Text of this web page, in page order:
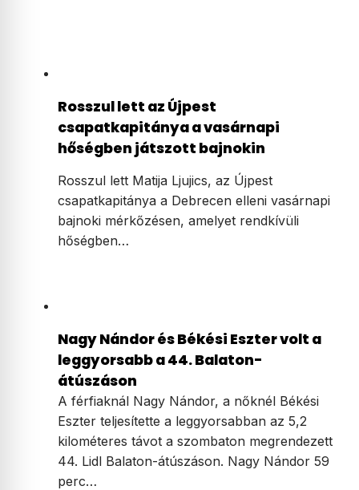
Rosszul lett az Újpest
csapatkapitánya a vasárnapi
hőségben játszott bajnokin
Rosszul lett Matija Ljujics, az Újpest
csapatkapitánya a Debrecen elleni vasárnapi
bajnoki mérkőzésen, amelyet rendkívüli
hőségben…
Nagy Nándor és Békési Eszter volt a
leggyorsabb a 44. Balaton-
átúszáson
A férfiaknál Nagy Nándor, a nőknél Békési
Eszter teljesítette a leggyorsabban az 5,2
kilométeres távot a szombaton megrendezett
44. Lidl Balaton-átúszáson. Nagy Nándor 59
perc…